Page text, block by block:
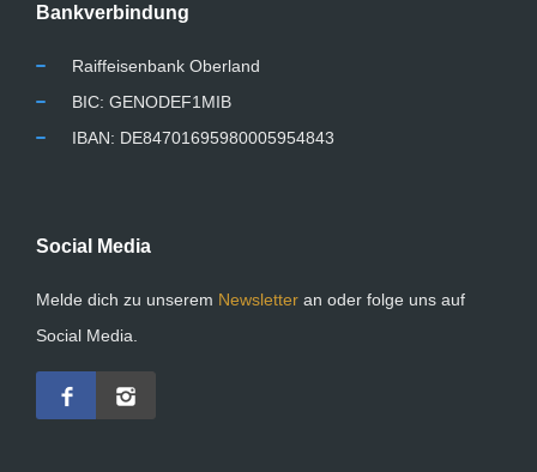
Bankverbindung
Raiffeisenbank Oberland
BIC: GENODEF1MIB
IBAN: DE84701695980005954843
Social Media
Melde dich zu unserem Newsletter an oder folge uns auf
Social Media.